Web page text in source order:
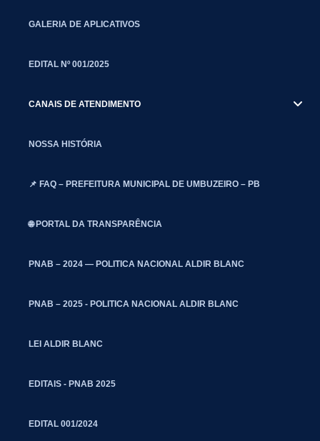
GALERIA DE APLICATIVOS
EDITAL Nº 001/2025
CANAIS DE ATENDIMENTO
NOSSA HISTÓRIA
📌 FAQ – PREFEITURA MUNICIPAL DE UMBUZEIRO – PB
🌐 PORTAL DA TRANSPARÊNCIA
PNAB – 2024 — POLITICA NACIONAL ALDIR BLANC
PNAB – 2025 - POLITICA NACIONAL ALDIR BLANC
LEI ALDIR BLANC
EDITAIS - PNAB 2025
EDITAL 001/2024